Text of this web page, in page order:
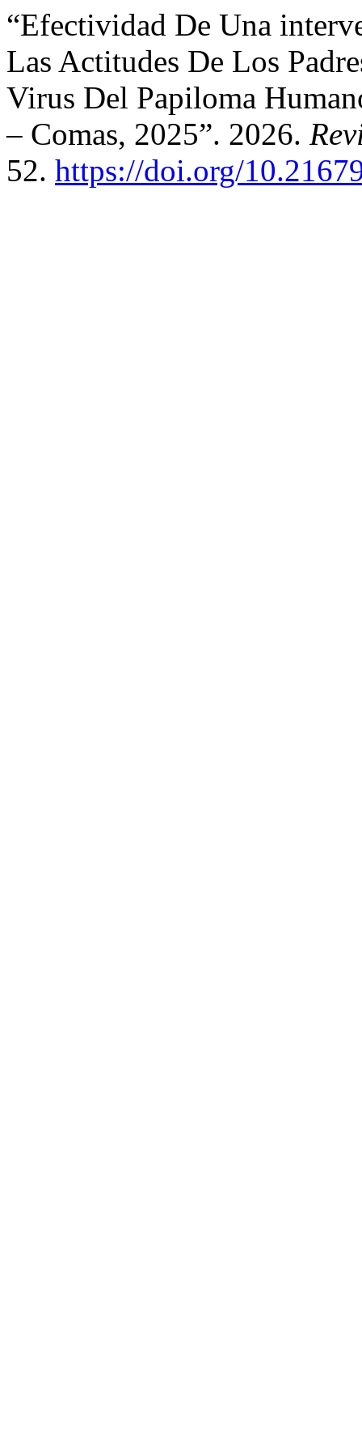
“Efectividad De Una
Las Actitudes De Los
Virus Del Papiloma
– Comas, 2025”. 2026.
52. https://doi.org/